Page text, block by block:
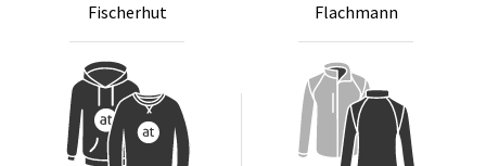
Fi­scher­hut Flach­mann